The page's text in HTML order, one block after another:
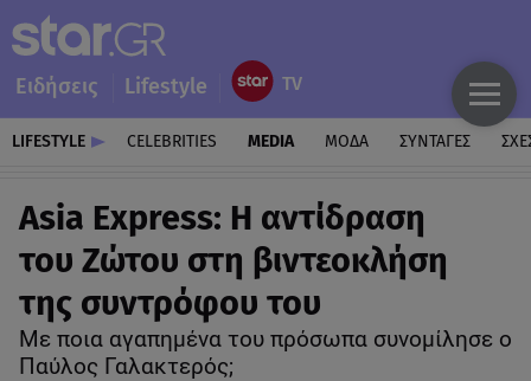
Ειδήσεις Lifestyle
LIFESTYLE CELEBRITIES MEDIA ΜΟΔΑ ΣΥΝΤΑΓΕΣ
Asia Express: Η αντίδραση
του Ζώτου στη βιντεοκλήση
της συντρόφου του
Με ποια αγαπημένα του πρόσωπα συνομίλησε ο
Παύλος Γαλακτερός;